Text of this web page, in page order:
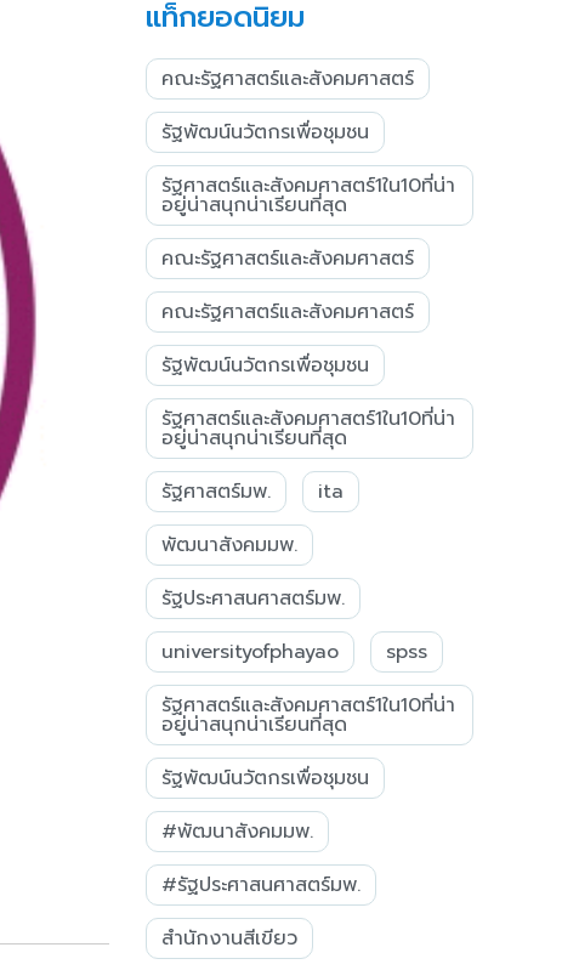
แท็กยอดนิยม
คณะรัฐศาสตร์และสังคมศาสตร์
รัฐพัฒน์นวัตกรเพื่อชุมชน
รัฐศาสตร์และสังคมศาสตร์1ใน10ที่น่า
อยู่น่าสนุกน่าเรียนที่สุด
คณะรัฐศาสตร์และสังคมศาสตร์
คณะรัฐศาสตร์และสังคมศาสตร์
รัฐพัฒน์นวัตกรเพื่อชุมชน
รัฐศาสตร์และสังคมศาสตร์1ใน10ที่น่า
อยู่น่าสนุกน่าเรียนที่สุด
รัฐศาสตร์มพ.
ita
พัฒนาสังคมมพ.
รัฐประศาสนศาสตร์มพ.
universityofphayao
spss
รัฐศาสตร์และสังคมศาสตร์1ใน10ที่น่า
อยู่น่าสนุกน่าเรียนที่สุด
รัฐพัฒน์นวัตกรเพื่อชุมชน
#พัฒนาสังคมมพ.
#รัฐประศาสนศาสตร์มพ.
สำนักงานสีเขียว